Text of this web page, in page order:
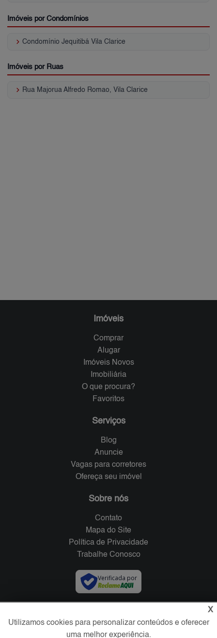
Imóveis por Condomínios
keyboard_arrow_right Condomínio Jequitibá Vila Clarice
Imóveis por Ruas
keyboard_arrow_right Rua Majorua Alfredo Romao, Vila Clarice
Imóveis
Comprar
Alugar
Imóveis Novos
Imobiliária
O que procura?
Favoritos
Serviços
Blog
Anuncie
Vagas para corretores
Ofereça seu imóvel
Sobre nós
Contato
Mapa do Site
Política de Privacidade
Trabalhe Conosco
Verificada por
X
Utilizamos cookies para personalizar conteúdos e oferecer
uma melhor experiência.